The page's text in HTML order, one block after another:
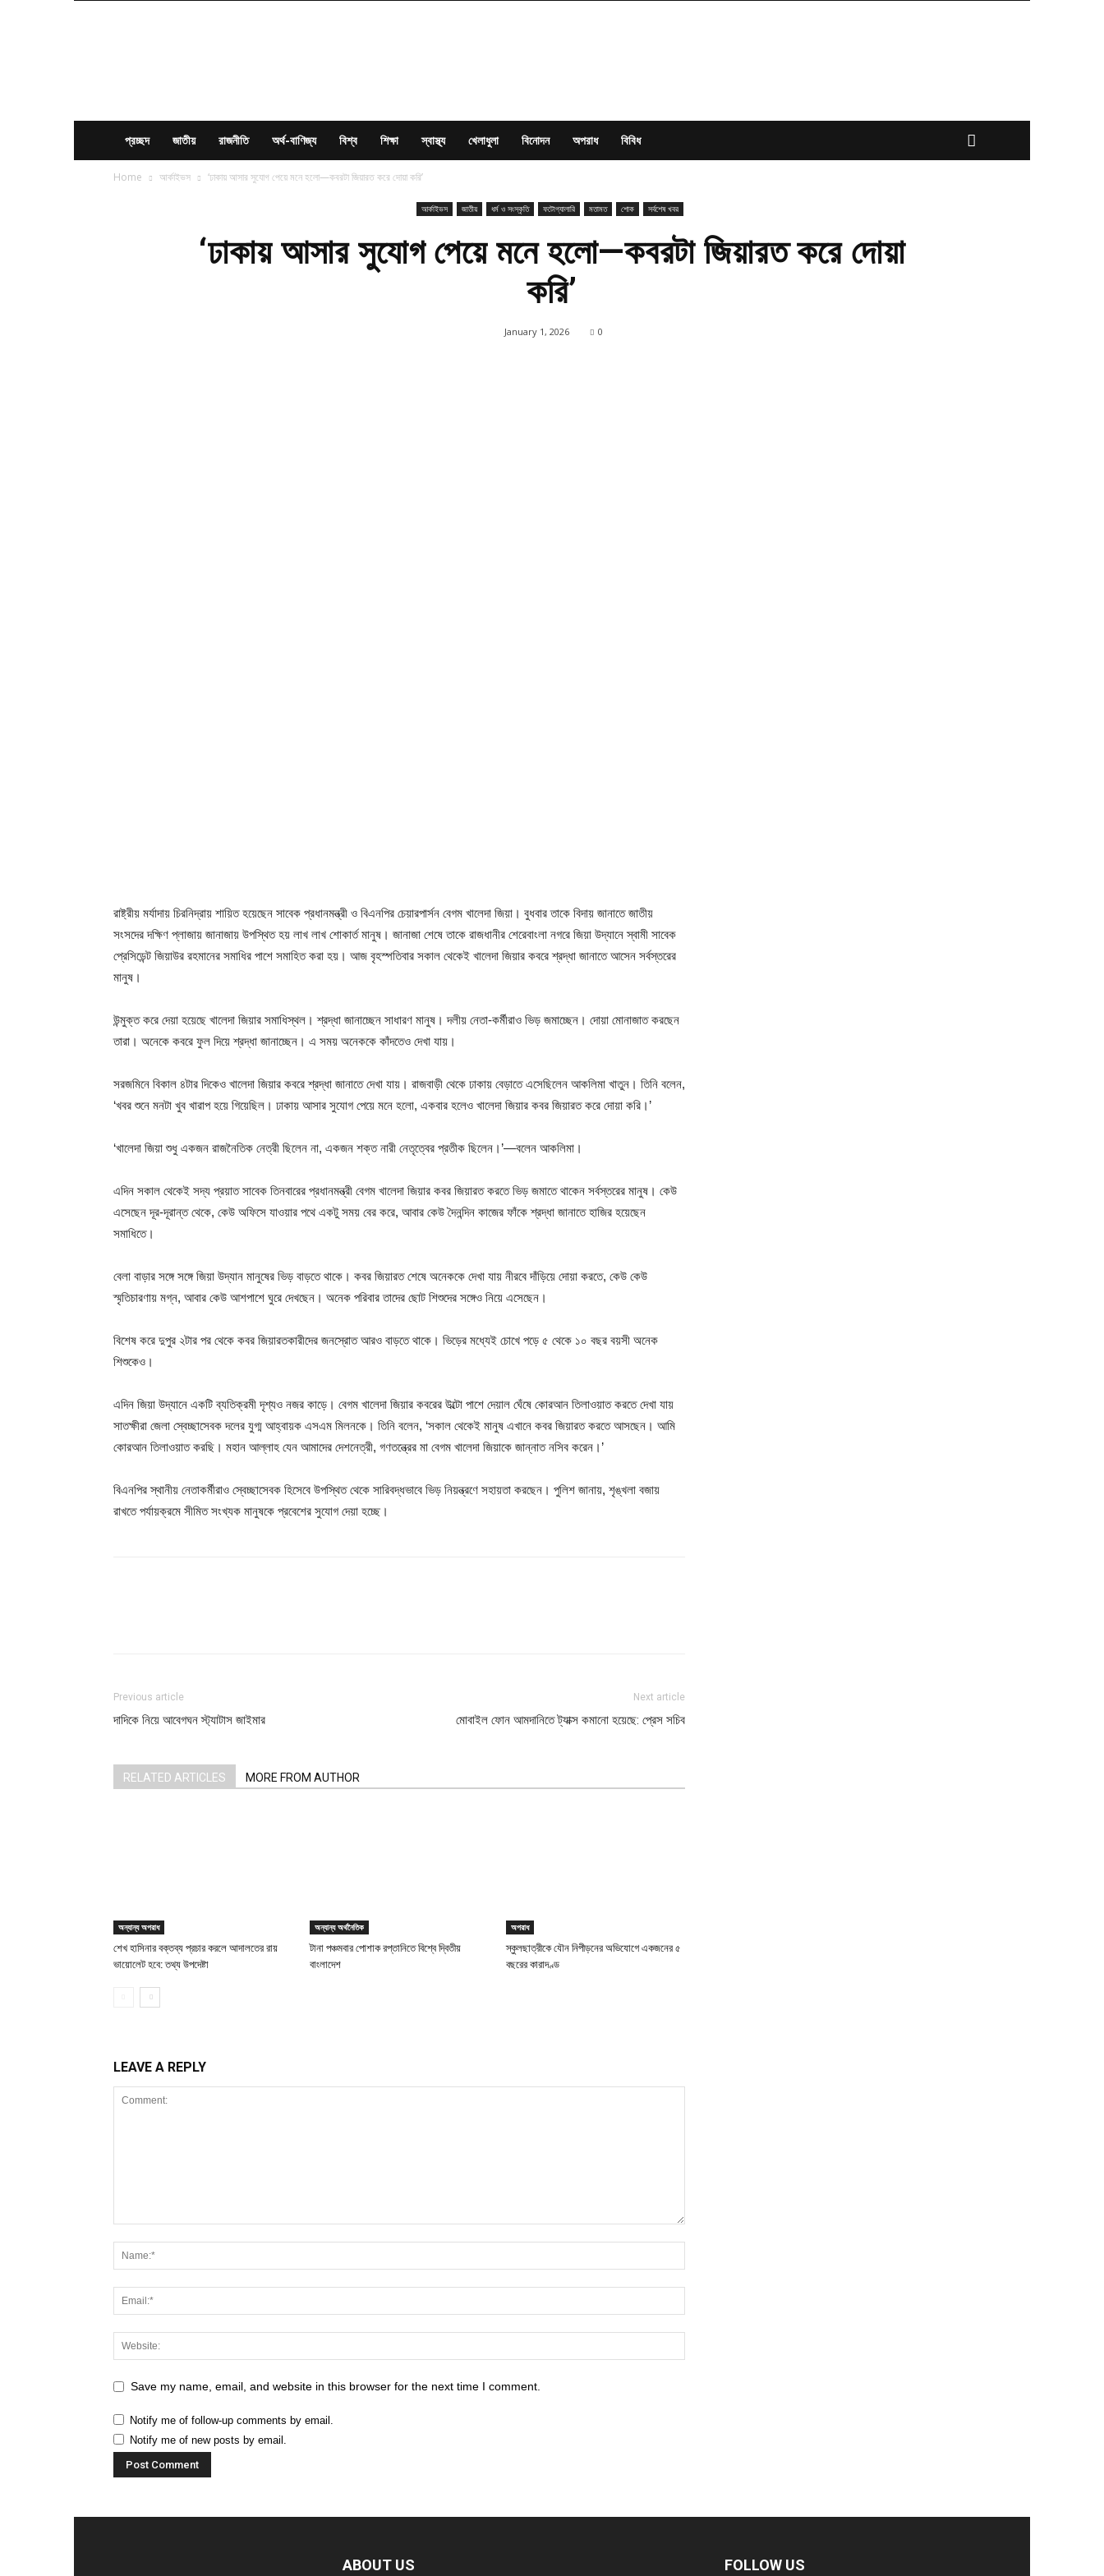
প্রচ্ছদ জাতীয় রাজনীতি অর্থ-বাণিজ্য বিশ্ব শিক্ষা স্বাস্থ্য খেলাধুলা বিনোদন অপরাধ বিবিধ
Home আর্কাইভস ‘ঢাকায় আসার সুযোগ পেয়ে মনে হলো—কবরটা জিয়ারত করে দোয়া করি’
আর্কাইভস জাতীয় ধর্ম ও সংস্কৃতি ফটোগ্যালারি মতামত শোক সর্বশেষ খবর
‘ঢাকায় আসার সুযোগ পেয়ে মনে হলো—কবরটা জিয়ারত করে দোয়া
করি’
January 1, 2026 0
রাষ্ট্রীয় মর্যাদায় চিরনিদ্রায় শায়িত হয়েছেন সাবেক প্রধানমন্ত্রী ও বিএনপির চেয়ারপার্সন বেগম খালেদা জিয়া। বুধবার তাকে বিদায় জানাতে জাতীয়
সংসদের দক্ষিণ প্লাজায় জানাজায় উপস্থিত হয় লাখ লাখ শোকার্ত মানুষ। জানাজা শেষে তাকে রাজধানীর শেরেবাংলা নগরে জিয়া উদ্যানে স্বামী সাবেক
প্রেসিডেন্ট জিয়াউর রহমানের সমাধির পাশে সমাহিত করা হয়। আজ বৃহস্পতিবার সকাল থেকেই খালেদা জিয়ার কবরে শ্রদ্ধা জানাতে আসেন সর্বস্তরের
মানুষ।
উন্মুক্ত করে দেয়া হয়েছে খালেদা জিয়ার সমাধিস্থল। শ্রদ্ধা জানাচ্ছেন সাধারণ মানুষ। দলীয় নেতা-কর্মীরাও ভিড় জমাচ্ছেন। দোয়া মোনাজাত করছেন
তারা। অনেকে কবরে ফুল দিয়ে শ্রদ্ধা জানাচ্ছেন। এ সময় অনেককে কাঁদতেও দেখা যায়।
সরজমিনে বিকাল ৪টার দিকেও খালেদা জিয়ার কবরে শ্রদ্ধা জানাতে দেখা যায়। রাজবাড়ী থেকে ঢাকায় বেড়াতে এসেছিলেন আকলিমা খাতুন। তিনি বলেন,
‘খবর শুনে মনটা খুব খারাপ হয়ে গিয়েছিল। ঢাকায় আসার সুযোগ পেয়ে মনে হলো, একবার হলেও খালেদা জিয়ার কবর জিয়ারত করে দোয়া করি।’
‘খালেদা জিয়া শুধু একজন রাজনৈতিক নেত্রী ছিলেন না, একজন শক্ত নারী নেতৃত্বের প্রতীক ছিলেন।’—বলেন আকলিমা।
এদিন সকাল থেকেই সদ্য প্রয়াত সাবেক তিনবারের প্রধানমন্ত্রী বেগম খালেদা জিয়ার কবর জিয়ারত করতে ভিড় জমাতে থাকেন সর্বস্তরের মানুষ। কেউ
এসেছেন দূর-দূরান্ত থেকে, কেউ অফিসে যাওয়ার পথে একটু সময় বের করে, আবার কেউ দৈনন্দিন কাজের ফাঁকে শ্রদ্ধা জানাতে হাজির হয়েছেন
সমাধিতে।
বেলা বাড়ার সঙ্গে সঙ্গে জিয়া উদ্যান মানুষের ভিড় বাড়তে থাকে। কবর জিয়ারত শেষে অনেককে দেখা যায় নীরবে দাঁড়িয়ে দোয়া করতে, কেউ কেউ
স্মৃতিচারণায় মগ্ন, আবার কেউ আশপাশে ঘুরে দেখছেন। অনেক পরিবার তাদের ছোট শিশুদের সঙ্গেও নিয়ে এসেছেন।
বিশেষ করে দুপুর ২টার পর থেকে কবর জিয়ারতকারীদের জনস্রোত আরও বাড়তে থাকে। ভিড়ের মধ্যেই চোখে পড়ে ৫ থেকে ১০ বছর বয়সী অনেক
শিশুকেও।
এদিন জিয়া উদ্যানে একটি ব্যতিক্রমী দৃশ্যও নজর কাড়ে। বেগম খালেদা জিয়ার কবরের উল্টো পাশে দেয়াল ঘেঁষে কোরআন তিলাওয়াত করতে দেখা যায়
সাতক্ষীরা জেলা স্বেচ্ছাসেবক দলের যুগ্ম আহ্বায়ক এসএম মিলনকে। তিনি বলেন, ‘সকাল থেকেই মানুষ এখানে কবর জিয়ারত করতে আসছেন। আমি
কোরআন তিলাওয়াত করছি। মহান আল্লাহ যেন আমাদের দেশনেত্রী, গণতন্ত্রের মা বেগম খালেদা জিয়াকে জান্নাত নসিব করেন।’
বিএনপির স্থানীয় নেতাকর্মীরাও স্বেচ্ছাসেবক হিসেবে উপস্থিত থেকে সারিবদ্ধভাবে ভিড় নিয়ন্ত্রণে সহায়তা করছেন। পুলিশ জানায়, শৃঙ্খলা বজায়
রাখতে পর্যায়ক্রমে সীমিত সংখ্যক মানুষকে প্রবেশের সুযোগ দেয়া হচ্ছে।
Previous article
দাদিকে নিয়ে আবেগঘন স্ট্যাটাস জাইমার
Next article
মোবাইল ফোন আমদানিতে ট্যাক্স কমানো হয়েছে: প্রেস সচিব
RELATED ARTICLES MORE FROM AUTHOR
অন্যান্য অপরাধ
শেখ হাসিনার বক্তব্য প্রচার করলে আদালতের রায়
ভায়োলেট হবে: তথ্য উপদেষ্টা
অন্যান্য অর্থনৈতিক
টানা পঞ্চমবার পোশাক রপ্তানিতে বিশ্বে দ্বিতীয়
বাংলাদেশ
অপরাধ
স্কুলছাত্রীকে যৌন নিপীড়নের অভিযোগে একজনের ৫
বছরের কারাদণ্ড
LEAVE A REPLY
Save my name, email, and website in this browser for the next time I comment.
Notify me of follow-up comments by email.
Notify me of new posts by email.
ABOUT US FOLLOW US